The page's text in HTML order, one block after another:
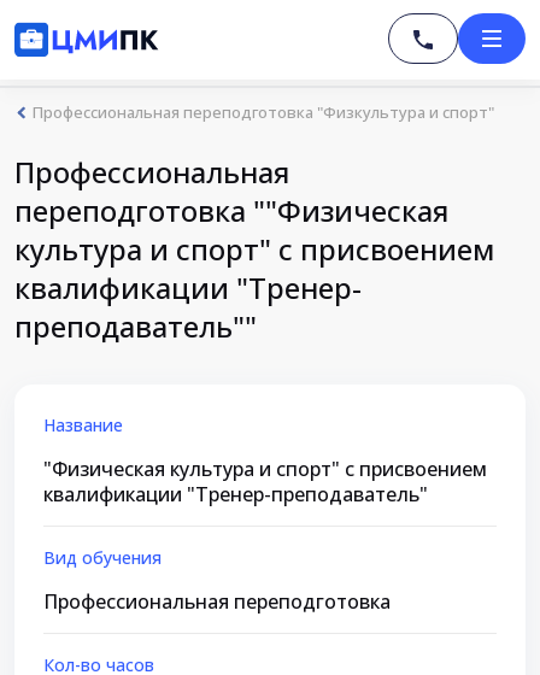
Профессиональная переподготовка "Физкультура и спорт"
Профессиональная
переподготовка ""Физическая
культура и спорт" с присвоением
квалификации "Тренер-
преподаватель""
Название
"Физическая культура и спорт" с присвоением
квалификации "Тренер-преподаватель"
Вид обучения
Профессиональная переподготовка
Кол-во часов